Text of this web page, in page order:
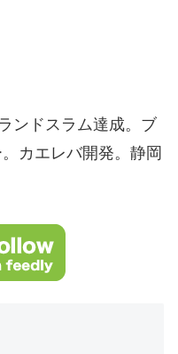
ンドスラム達成。ブ
カエレバ開発。静岡